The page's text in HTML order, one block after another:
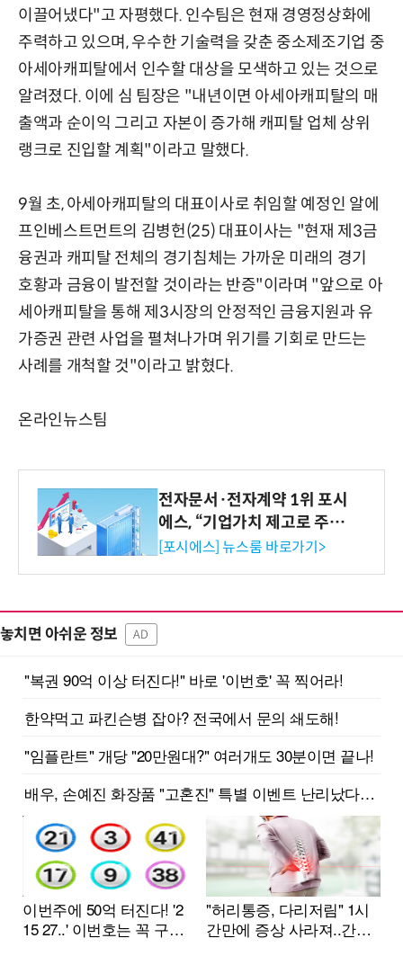
이끌어냈다"고 자평했다. 인수팀은 현재 경영정상화에
주력하고 있으며, 우수한 기술력을 갖춘 중소제조기업 중
아세아캐피탈에서 인수할 대상을 모색하고 있는 것으로
알려졌다. 이에 심 팀장은 "내년이면 아세아캐피탈의 매
출액과 순이익 그리고 자본이 증가해 캐피탈 업체 상위
랭크로 진입할 계획"이라고 말했다.
9월 초, 아세아캐피탈의 대표이사로 취임할 예정인 알에
프인베스트먼트의 김병헌(25) 대표이사는 "현재 제3금
융권과 캐피탈 전체의 경기침체는 가까운 미래의 경기
호황과 금융이 발전할 것이라는 반증"이라며 "앞으로 아
세아캐피탈을 통해 제3시장의 안정적인 금융지원과 유
가증권 관련 사업을 펼쳐나가며 위기를 기회로 만드는
사례를 개척할 것"이라고 밝혔다.
온라인뉴스팀
전자문서·전자계약 1위 포시
에스, “기업가치 제고로 주주
환원 강화” 계획 공시
[포시에스] 뉴스룸 바로가기>
놓치면 아쉬운 정보 AD